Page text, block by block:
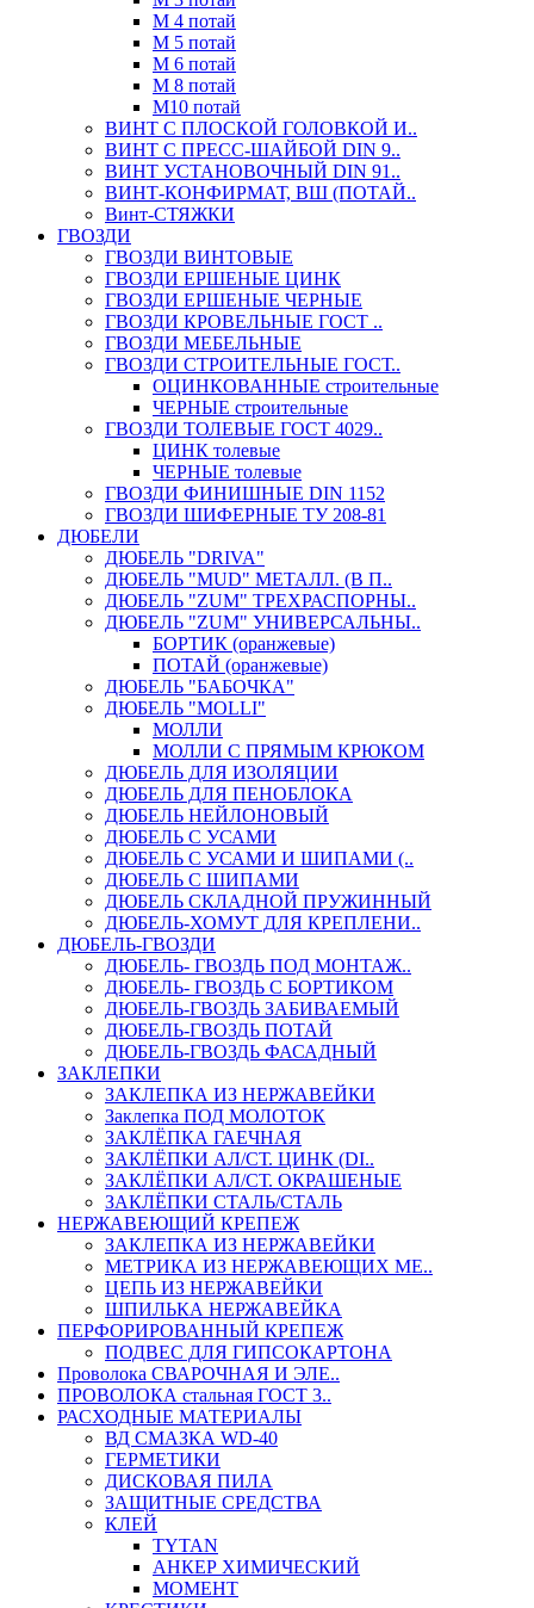
М 4 потай
М 5 потай
М 6 потай
М 8 потай
М10 потай
ВИНТ С ПЛОСКОЙ ГОЛОВКОЙ И..
ВИНТ С ПРЕСС-ШАЙБОЙ DIN 9..
ВИНТ УСТАНОВОЧНЫЙ DIN 91..
ВИНТ-КОНФИРМАТ, ВШ (ПОТАЙ..
Винт-СТЯЖКИ
ГВОЗДИ
ГВОЗДИ ВИНТОВЫЕ
ГВОЗДИ ЕРШЕНЫЕ ЦИНК
ГВОЗДИ ЕРШЕНЫЕ ЧЕРНЫЕ
ГВОЗДИ КРОВЕЛЬНЫЕ ГОСТ ..
ГВОЗДИ МЕБЕЛЬНЫЕ
ГВОЗДИ СТРОИТЕЛЬНЫЕ ГОСТ..
ОЦИНКОВАННЫЕ строительные
ЧЕРНЫЕ строительные
ГВОЗДИ ТОЛЕВЫЕ ГОСТ 4029..
ЦИНК толевые
ЧЕРНЫЕ толевые
ГВОЗДИ ФИНИШНЫЕ DIN 1152
ГВОЗДИ ШИФЕРНЫЕ ТУ 208-81
ДЮБЕЛИ
ДЮБЕЛЬ "DRIVA"
ДЮБЕЛЬ "MUD" МЕТАЛЛ. (В П..
ДЮБЕЛЬ "ZUM" ТРЕХРАСПОРНЫ..
ДЮБЕЛЬ "ZUM" УНИВЕРСАЛЬНЫ..
БОРТИК (оранжевые)
ПОТАЙ (оранжевые)
ДЮБЕЛЬ "БАБОЧКА"
ДЮБЕЛЬ "МOLLI"
МОЛЛИ
МОЛЛИ С ПРЯМЫМ КРЮКОМ
ДЮБЕЛЬ ДЛЯ ИЗОЛЯЦИИ
ДЮБЕЛЬ ДЛЯ ПЕНОБЛОКА
ДЮБЕЛЬ НЕЙЛОНОВЫЙ
ДЮБЕЛЬ С УСАМИ
ДЮБЕЛЬ С УСАМИ И ШИПАМИ (..
ДЮБЕЛЬ С ШИПАМИ
ДЮБЕЛЬ СКЛАДНОЙ ПРУЖИННЫЙ
ДЮБЕЛЬ-ХОМУТ ДЛЯ КРЕПЛЕНИ..
ДЮБЕЛЬ-ГВОЗДИ
ДЮБЕЛЬ- ГВОЗДЬ ПОД МОНТАЖ..
ДЮБЕЛЬ- ГВОЗДЬ С БОРТИКОМ
ДЮБЕЛЬ-ГВОЗДЬ ЗАБИВАЕМЫЙ
ДЮБЕЛЬ-ГВОЗДЬ ПОТАЙ
ДЮБЕЛЬ-ГВОЗДЬ ФАСАДНЫЙ
ЗАКЛЕПКИ
ЗАКЛЕПКА ИЗ НЕРЖАВЕЙКИ
Заклепка ПОД МОЛОТОК
ЗАКЛЁПКА ГАЕЧНАЯ
ЗАКЛЁПКИ АЛ/СТ. ЦИНК (DI..
ЗАКЛЁПКИ АЛ/СТ. ОКРАШЕНЫЕ
ЗАКЛЁПКИ СТАЛЬ/СТАЛЬ
НЕРЖАВЕЮЩИЙ КРЕПЕЖ
ЗАКЛЕПКА ИЗ НЕРЖАВЕЙКИ
МЕТРИКА ИЗ НЕРЖАВЕЮЩИХ МЕ..
ЦЕПЬ ИЗ НЕРЖАВЕЙКИ
ШПИЛЬКА НЕРЖАВЕЙКА
ПЕРФОРИРОВАННЫЙ КРЕПЕЖ
ПОДВЕС ДЛЯ ГИПСОКАРТОНА
Проволока СВАРОЧНАЯ И ЭЛЕ..
ПРОВОЛОКА стальная ГОСТ 3..
РАСХОДНЫЕ МАТЕРИАЛЫ
ВД СМАЗКА WD-40
ГЕРМЕТИКИ
ДИСКОВАЯ ПИЛА
ЗАЩИТНЫЕ СРЕДСТВА
КЛЕЙ
TYTAN
АНКЕР ХИМИЧЕСКИЙ
МОМЕНТ